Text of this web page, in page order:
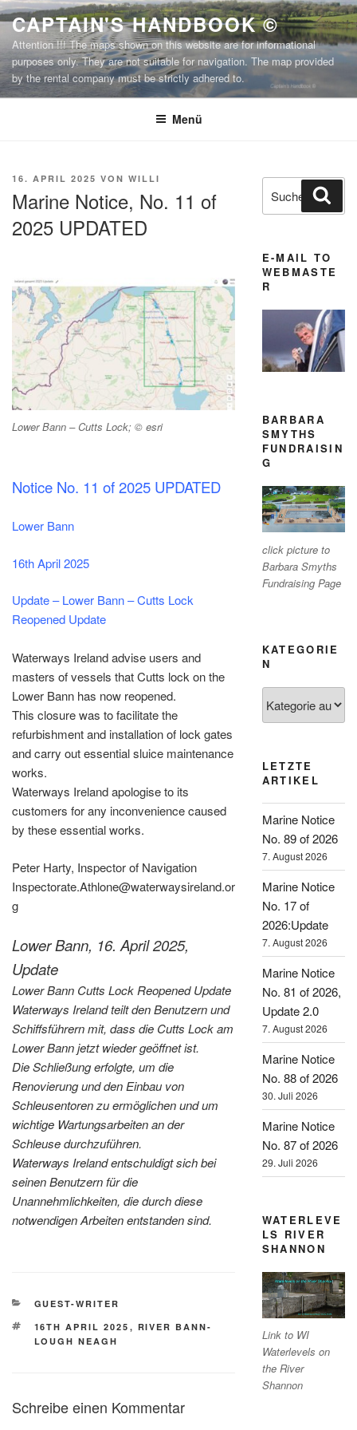
Zum
Inhalt
springen
CAPTAIN'S HANDBOOK ©
Attention !!! The maps shown on this website are for informational
purposes only. They are not suitable for navigation. The map provided
by the rental company must be strictly adhered to.
Menü
VERÖFFENTLICHT
16. APRIL 2025 VON WILLI
Marine Notice, No. 11 of
2025 UPDATED
Lower Bann – Cutts Lock; © esri
Notice No. 11 of 2025 UPDATED
Lower Bann
16th April 2025
Update – Lower Bann – Cutts Lock
Reopened Update
Waterways Ireland advise users and
masters of vessels that Cutts lock on the
Lower Bann has now reopened.
This closure was to facilitate the
refurbishment and installation of lock gates
and carry out essential sluice maintenance
works.
Waterways Ireland apologise to its
customers for any inconvenience caused
by these essential works.
Peter Harty, Inspector of Navigation
Inspectorate.Athlone@waterwaysireland.or
g
Lower Bann, 16. April 2025,
Update
Lower Bann Cutts Lock Reopened Update
Waterways Ireland teilt den Benutzern und
Schiffsführern mit, dass die Cutts Lock am
Lower Bann jetzt wieder geöffnet ist.
Die Schließung erfolgte, um die
Renovierung und den Einbau von
Schleusentoren zu ermöglichen und um
wichtige Wartungsarbeiten an der
Schleuse durchzuführen.
Waterways Ireland entschuldigt sich bei
seinen Benutzern für die
Unannehmlichkeiten, die durch diese
notwendigen Arbeiten entstanden sind.
KATEGORIEN
GUEST-WRITER
SCHLAGWÖRTER
16TH APRIL 2025 , RIVER BANN-
LOUGH NEAGH
Schreibe einen Kommentar
Suchen
nach:
E-MAIL TO
WEBMASTE
R
BARBARA
SMYTHS
FUNDRAISIN
G
click picture to
Barbara Smyths
Fundraising Page
KATEGORIE
N
LETZTE
ARTIKEL
Marine Notice
No. 89 of 2026
7. August 2026
Marine Notice
No. 17 of
2026:Update
7. August 2026
Marine Notice
No. 81 of 2026,
Update 2.0
7. August 2026
Marine Notice
No. 88 of 2026
30. Juli 2026
Marine Notice
No. 87 of 2026
29. Juli 2026
WATERLEVE
LS RIVER
SHANNON
Link to WI
Waterlevels on
the River
Shannon